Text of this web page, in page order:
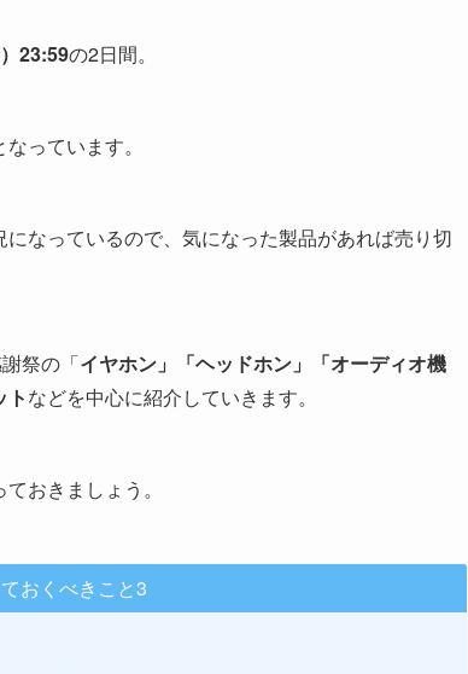
23:59の2日間。
っています。
なっているので、気になった製品があれば売り切
祭の「イヤホン」「ヘッドホン」「オーディオ機
トなどを中心に紹介していきます。
ておきましょう。
おくべきこと3